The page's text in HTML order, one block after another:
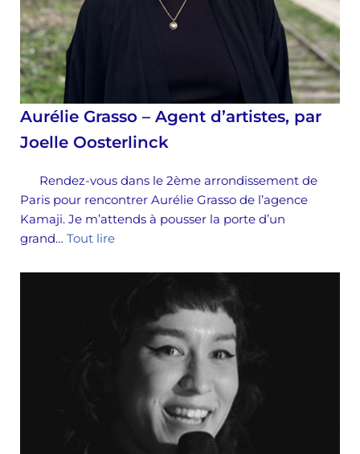
Aurélie Grasso – Agent d’artistes, par
Joelle Oosterlinck
Rendez-vous dans le 2ème arrondissement de
Paris pour rencontrer Aurélie Grasso de l’agence
Kamaji. Je m’attends à pousser la porte d’un
grand… Tout lire